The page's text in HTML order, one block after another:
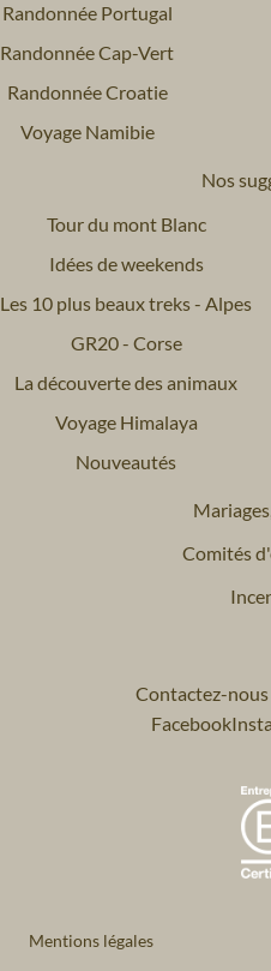
Randonnée Portugal
Randonnée Cap-Vert
Randonnée Croatie
Voyage Namibie
Nos
Tour du mont Blanc
Idées de weekends
Les 10 plus beaux treks - Alpes
GR20 - Corse
La découverte des animaux
Voyage Himalaya
Nouveautés
Comités
Contactez-nous
Facebook
Mentions légales